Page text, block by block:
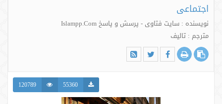
اجتماعی
نویسنده : سایت فتاوی - پرسش و پاسخ Islampp.Com
مترجم : تالیف
55360
120789